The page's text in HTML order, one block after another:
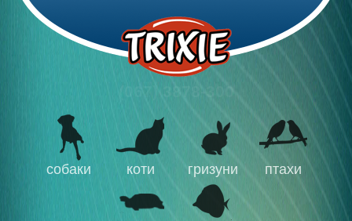
(067) 3878-300
собаки коти гризуни птахи